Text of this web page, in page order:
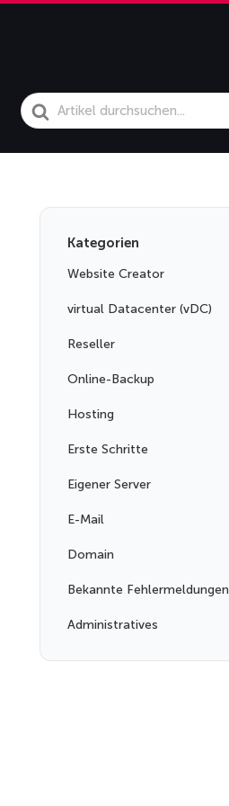
Search
For
Kategorien
Website Creator
virtual Datacenter (vDC)
Reseller
Online-Backup
Hosting
Erste Schritte
Eigener Server
E-Mail
Domain
Bekannte Fehlermeldungen
Administratives